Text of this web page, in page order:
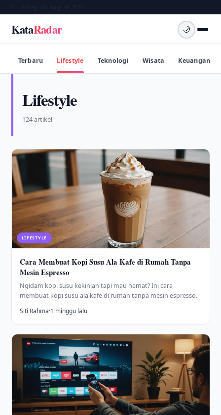
KataRadar 🌙
Terbaru Lifestyle Teknologi Wisata Keuangan
Lifestyle
124 artikel
LIFESTYLE
Cara Membuat Kopi Susu Ala Kafe di Rumah Tanpa
Mesin Espresso
Ngidam kopi susu kekinian tapi mau hemat? Ini cara
membuat kopi susu ala kafe di rumah tanpa mesin espresso.
Siti Rahma·1 minggu lalu